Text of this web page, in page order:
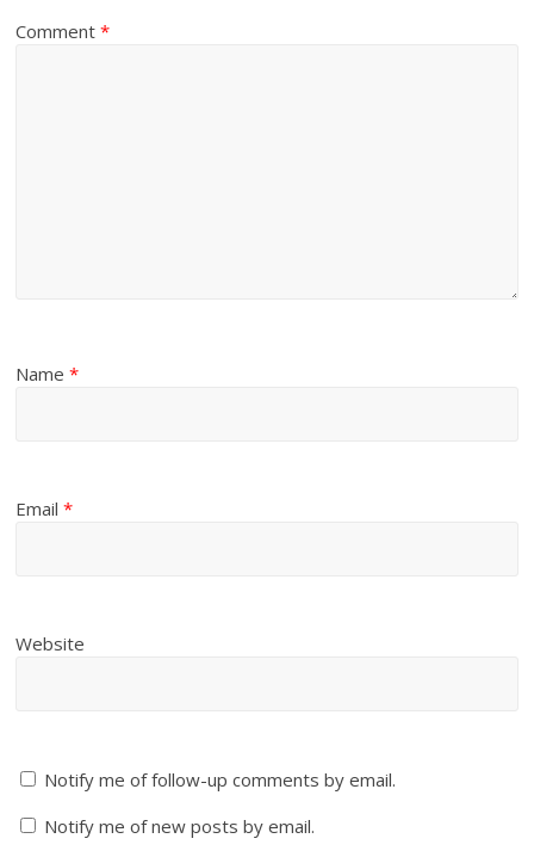
Comment*
Name*
Email*
Website
Notify me of follow-up comments by email.
Notify me of new posts by email.